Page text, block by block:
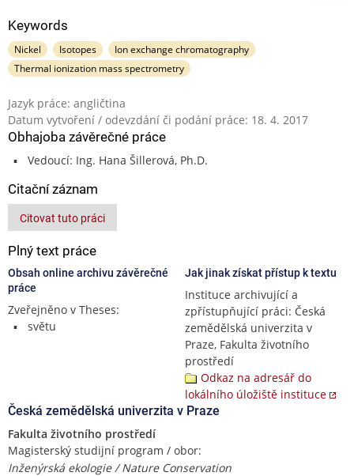
Keywords
Nickel Isotopes
Ion exchange chromatography
Thermal ionization mass spectrometry
Jazyk práce: angličtina
Datum vytvoření / odevzdání či podání práce: 18. 4. 2017
Obhajoba závěrečné práce
Vedoucí: Ing. Hana Šillerová, Ph.D.
Citační záznam
Citovat tuto práci
Plný text práce
Obsah online archivu závěrečné
práce
Zveřejněno v Theses:
světu
Jak jinak získat přístup k textu
Instituce archivující a
zpřístupňující práci: Česká
zemědělská univerzita v
Praze, Fakulta životního
prostředí
Odkaz na adresář do
lokálního úložiště instituce
Česká zemědělská univerzita v Praze
Fakulta životního prostředí
Magisterský studijní program / obor:
Inženýrská ekologie / Nature Conservation